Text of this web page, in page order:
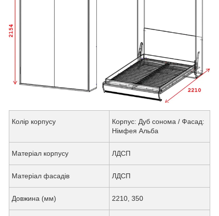
Колір корпусу
Корпус: Дуб сонома / Фасад:
Німфея Альба
Матеріал корпусу ЛДСП
Матеріал фасадів ЛДСП
Довжина (мм) 2210, 350